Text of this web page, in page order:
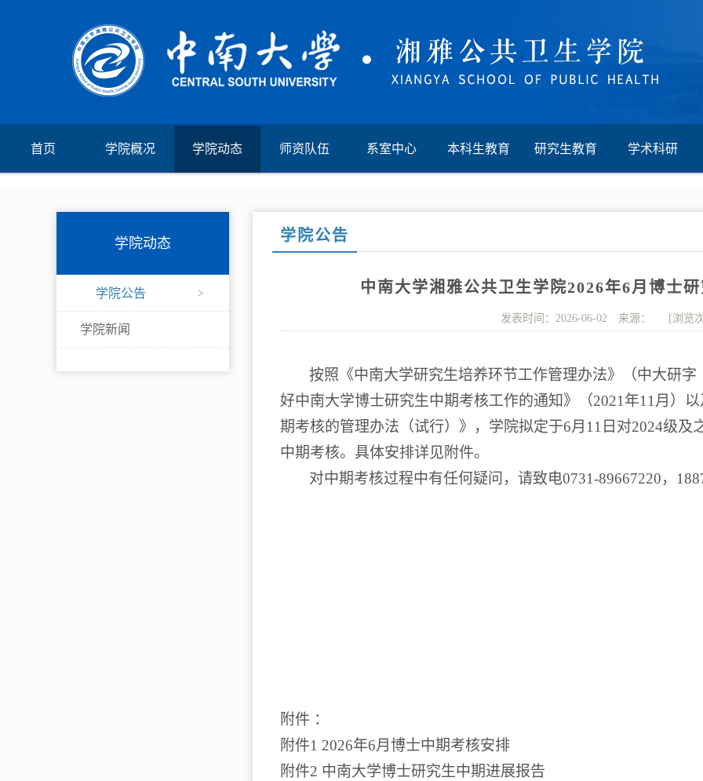
首页 学院概况 学院动态 师资队伍 系室中心 本科生教育 研究生教育 学术科研
学院动态
学院公告
学院新闻
学院公告
中南大学湘雅公共卫生学院2026年6月博士
发表时间：2026-06-02 来源： [浏览
按照《中南大学研究生培养环节工作管理办法》（中大研字
好中南大学博士研究生中期考核工作的通知》（2021 年11 月）
期考核的管理办法（试行）》，学院拟定于6月 11 日对2024级及
中期考核。具体安排详见附件。
对中期考核过程中有任何疑问，请致电0731-89667220，
附件 ：
附件1 2026年6月博士中期考核安排
附件2 中南大学博士研究生中期进展报告